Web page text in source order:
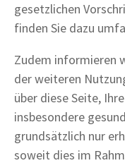
gesetzlichen
finden Sie dazu
Zudem informieren
der weiteren
über diese Seite,
insbesondere
grundsätzlich nur
soweit dies im